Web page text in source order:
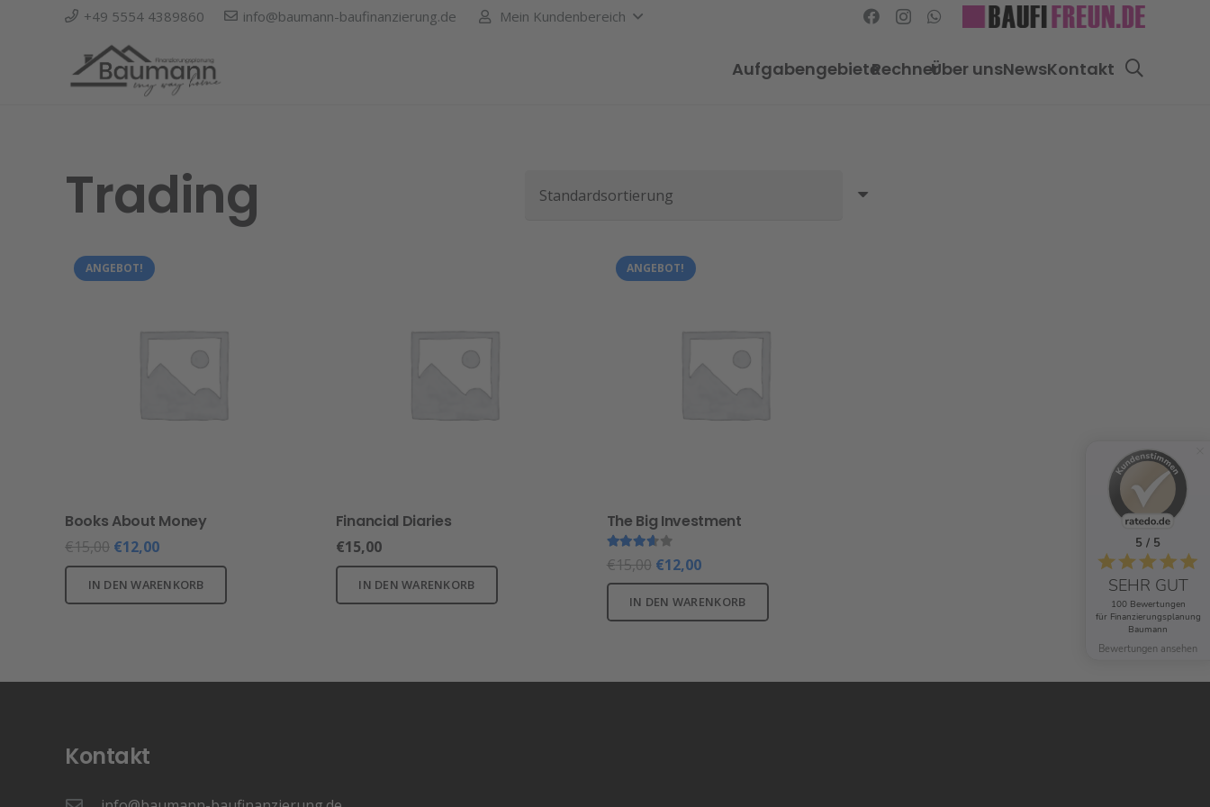
+49 5554 4389860 info@baumann-baufinanzierung.de Mein Kundenbereich
AufgabengebieteRechnerÜber unsNewsKontakt
Trading
ANGEBOT!
Books About Money
€15,00 €12,00
IN DEN WARENKORB
Financial Diaries
€15,00
IN DEN WARENKORB
ANGEBOT!
The Big Investment
Bewertet mit
€15,00 €12,00
IN DEN WARENKORB
Kontakt
5 / 5
SEHR GUT
100 Bewertungen
für Finanzierungsplanung
Baumann
Bewertungen ansehen